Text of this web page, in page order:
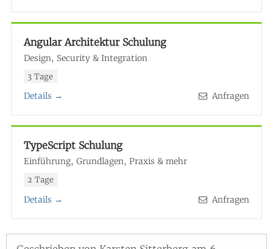
Angular Architektur Schulung
Design, Security & Integration
3 Tage
Details →
Anfragen
TypeScript Schulung
Einführung, Grundlagen, Praxis & mehr
2 Tage
Details →
Anfragen